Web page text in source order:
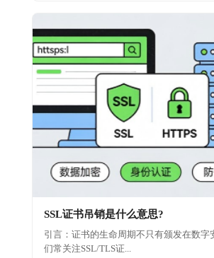
SSL证书吊销是什么意思?
引言：证书的生命周期不只有颁发在数字
们常关注SSL/TLS证...